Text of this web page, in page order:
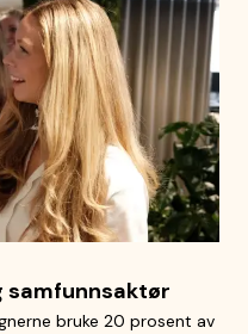
samfunnsaktør
bruke 20 prosent av